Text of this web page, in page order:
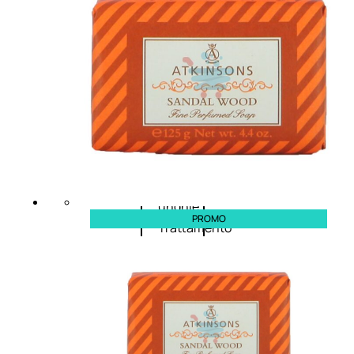
Corpo
Trattamento
corpo
Trattamento
unghie
Trattamento
Cofanetti
trattamento
corpo
PROMO